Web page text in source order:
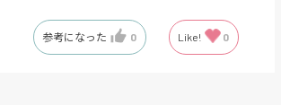
参考になった 0 Like! 0